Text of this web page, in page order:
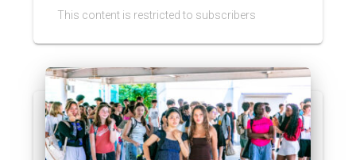
This content is restricted to subscribers